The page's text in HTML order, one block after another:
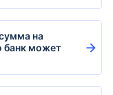
на
банк может